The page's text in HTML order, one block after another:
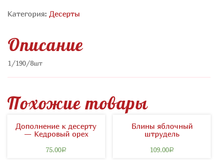
Категория: Десерты
Описание
1/190/8шт
Похожие товары
Дополнение к десерту
— Кедровый орех
75.00Р
Блины яблочный
штрудель
109.00Р